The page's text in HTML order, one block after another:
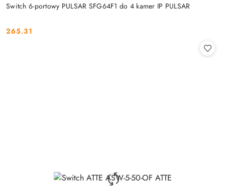
Switch 6-portowy PULSAR SFG64F1 do 4 kamer IP PULSAR
Cena:
265.31